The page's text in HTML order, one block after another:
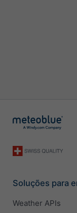
Soluções para
Weather APIs